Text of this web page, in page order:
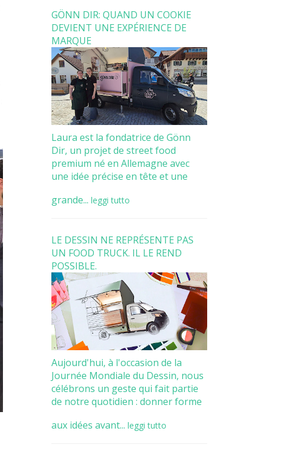
GÖNN DIR: QUAND UN COOKIE
DEVIENT UNE EXPÉRIENCE DE
MARQUE
Laura est la fondatrice de Gönn
Dir, un projet de street food
premium né en Allemagne avec
une idée précise en tête et une
grande... leggi tutto
LE DESSIN NE REPRÉSENTE PAS
UN FOOD TRUCK. IL LE REND
POSSIBLE.
Aujourd'hui, à l'occasion de la
Journée Mondiale du Dessin, nous
célébrons un geste qui fait partie
de notre quotidien : donner forme
aux idées avant... leggi tutto